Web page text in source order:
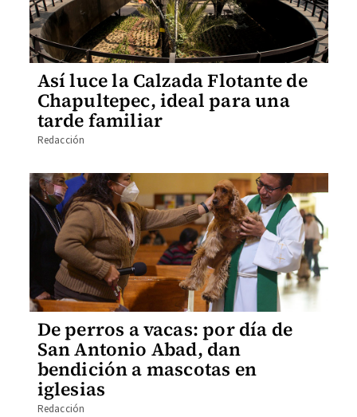
Así luce la Calzada Flotante de
Chapultepec, ideal para una
tarde familiar
Redacción
De perros a vacas: por día de
San Antonio Abad, dan
bendición a mascotas en
iglesias
Redacción